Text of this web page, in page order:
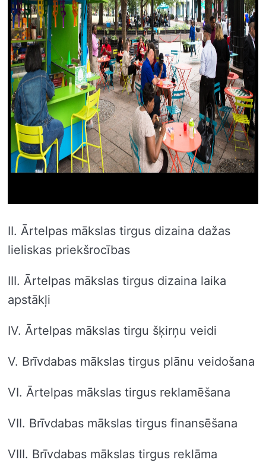
II. Ārtelpas mākslas tirgus dizaina dažas
lieliskas priekšrocības
III. Ārtelpas mākslas tirgus dizaina laika
apstākļi
IV. Ārtelpas mākslas tirgu šķirņu veidi
V. Brīvdabas mākslas tirgus plānu veidošana
VI. Ārtelpas mākslas tirgus reklamēšana
VII. Brīvdabas mākslas tirgus finansēšana
VIII. Brīvdabas mākslas tirgus reklāma